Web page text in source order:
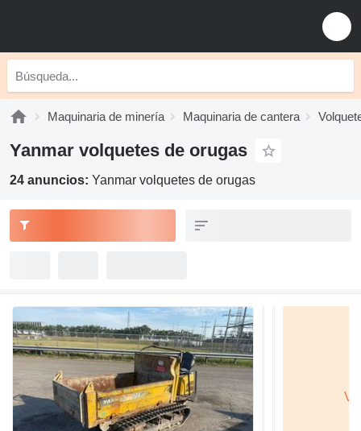
Maquinaria de minería Maquinaria de cantera
Yanmar volquetes de orugas
24 anuncios: Yanmar volquetes de orugas